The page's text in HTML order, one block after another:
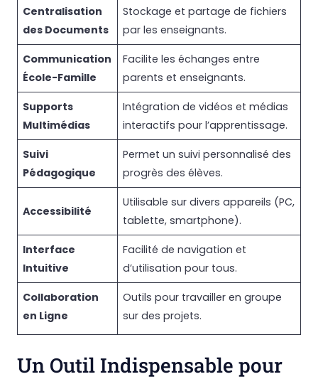
Centralisation
des Documents
Stockage et partage de fichiers
par les enseignants.
Communication
École-Famille
Facilite les échanges entre
parents et enseignants.
Supports
Multimédias
Intégration de vidéos et médias
interactifs pour l’apprentissage.
Suivi
Pédagogique
Permet un suivi personnalisé des
progrès des élèves.
Accessibilité
Utilisable sur divers appareils (PC,
tablette, smartphone).
Interface
Intuitive
Facilité de navigation et
d’utilisation pour tous.
Collaboration
en Ligne
Outils pour travailler en groupe
sur des projets.
Un Outil Indispensable pour